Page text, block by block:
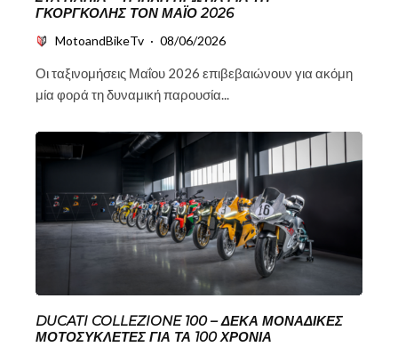
ΓΚΟΡΓΚΟΛΉΣ ΤΟΝ ΜΆΙΟ 2026
MotoandBikeTv · 08/06/2026
Οι ταξινομήσεις Μαΐου 2026 επιβεβαιώνουν για ακόμη
μία φορά τη δυναμική παρουσία...
DUCATI COLLEZIONE 100 – ΔΈΚΑ ΜΟΝΑΔΙΚΈΣ
ΜΟΤΟΣΥΚΛΈΤΕΣ ΓΙΑ ΤΑ 100 ΧΡΌΝΙΑ